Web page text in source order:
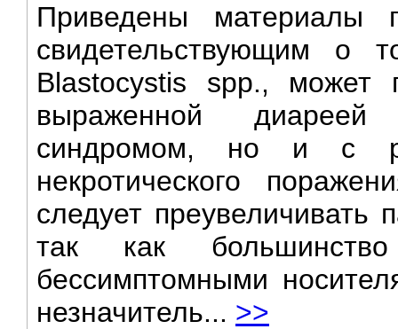
Приведены материалы
свидетельствующим о
Blastocystis spp., может
выраженной диареей
синдромом, но и с
некротического
следует преувеличивать
так как
бессимптомными
незначитель... >>